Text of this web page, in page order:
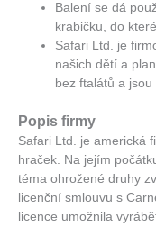
Balení se dá
krabičku, do
Safari Ltd. je
našich dětí a
bez ftalátů a
Popis firmy
Safari Ltd. je americká
hraček. Na jejím
téma ohrožené druhy
licenční smlouvu s
licence umožnila